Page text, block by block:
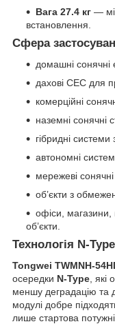
Вага 27.4 кг —
встановлення.
Сфера
домашні сонячні
дахові СЕС для
комерційні
наземні сонячні
гібридні
автономні
мережеві сонячні
об’єкти з
офіси, магазини,
об’єкти.
Технологія N-
Tongwei TWMNH-
осередки N-Type ,
меншу деградацію та
модулі добре
лише стартова